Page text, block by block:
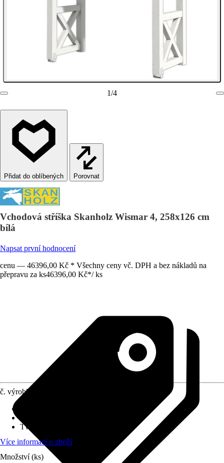
1/4
Porovnat
Vchodová stříška Skanholz Wismar 4, 258x126 cm
bílá
Napsat první hodnocení
cenu — 46396,00 Kč * Všechny ceny vč. DPH a bez nákladů na
přepravu za ks46396,00 Kč*/ ks
č. výrobku
Tvar
Více informací o zboží
Množství (ks)